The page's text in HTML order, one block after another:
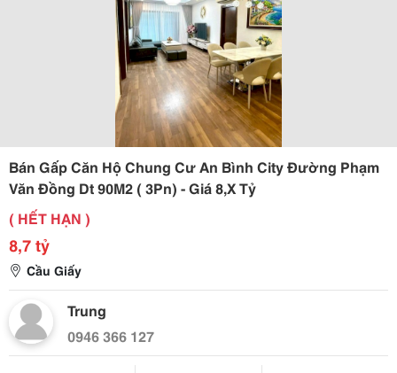
Bán Gấp Căn Hộ Chung Cư An Bình City Đường Phạm
Văn Đồng Dt 90M2 ( 3Pn) - Giá 8,X Tỷ
( HẾT HẠN )
8,7 tỷ
Cầu Giấy
Trung
0946 366 127